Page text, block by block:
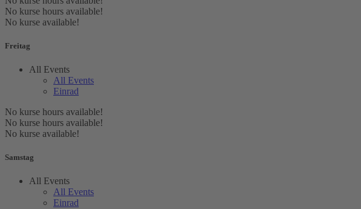
No kurse hours available!
No kurse available!
Freitag
All Events
All Events
Einrad
No kurse hours available!
No kurse hours available!
No kurse available!
Samstag
All Events
All Events
Einrad